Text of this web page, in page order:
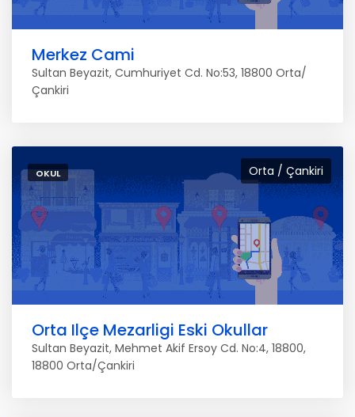
Merkez Cami
Sultan Beyazit, Cumhuriyet Cd. No:53, 18800 Orta/
Çankiri
Orta / Çankiri
OKUL
Orta Ilçe Mezarligi Eski Okullar
Sultan Beyazit, Mehmet Akif Ersoy Cd. No:4, 18800,
18800 Orta/Çankiri